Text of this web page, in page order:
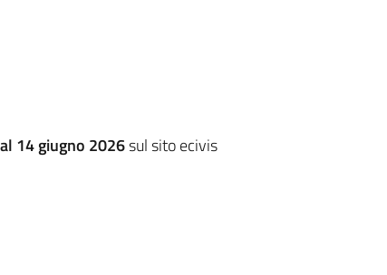
14 giugno 2026sul sito ecivis